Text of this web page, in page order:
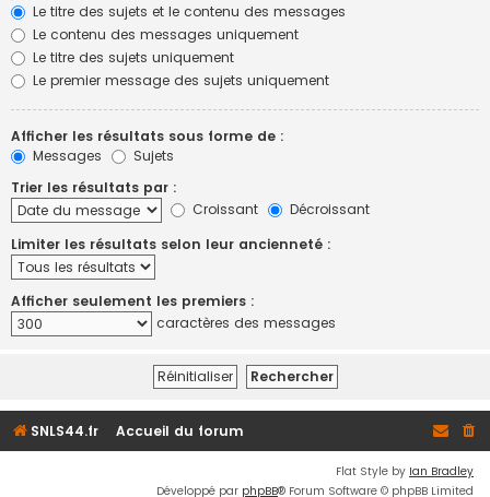
Le titre des sujets et le contenu des messages
Le contenu des messages uniquement
Le titre des sujets uniquement
Le premier message des sujets uniquement
Afficher les résultats sous forme de :
Messages
Sujets
Trier les résultats par :
Croissant
Décroissant
Limiter les résultats selon leur ancienneté :
Afficher seulement les premiers :
caractères des messages
SNLS44.fr Accueil du forum
Flat Style by Ian Bradley
Développé par phpBB® Forum Software © phpBB Limited